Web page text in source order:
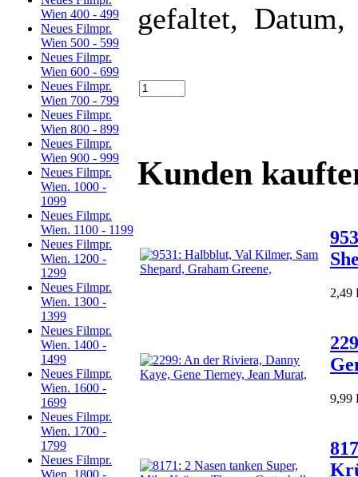
Wien 400 - 499
Neues Filmpr.
Wien 500 - 599
Neues Filmpr.
Wien 600 - 699
Neues Filmpr.
Wien 700 - 799
Neues Filmpr.
Wien 800 - 899
Neues Filmpr.
Wien 900 - 999
Neues Filmpr.
Wien. 1000 -
1099
Neues Filmpr.
Wien. 1100 - 1199
Neues Filmpr.
Wien. 1200 -
1299
Neues Filmpr.
Wien. 1300 -
1399
Neues Filmpr.
Wien. 1400 -
1499
Neues Filmpr.
Wien. 1600 -
1699
Neues Filmpr.
Wien. 1700 -
1799
Neues Filmpr.
Wien. 1800 -
gefaltet, Datum,
Kunden
2,49
9,99